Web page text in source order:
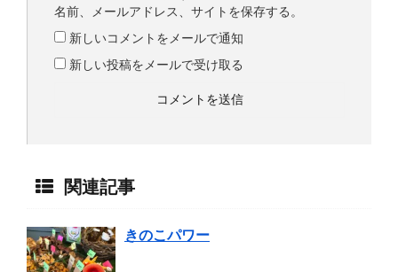
名前、メールアドレス、サイトを保存する。
新しいコメントをメールで通知
新しい投稿をメールで受け取る
関連記事
きのこパワー